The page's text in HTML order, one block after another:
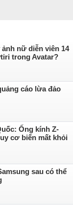
nữ diễn viên 14
trong Avatar?
cáo lừa đảo
Ống kính Z-
cơ biến mất khỏi
sau có thể